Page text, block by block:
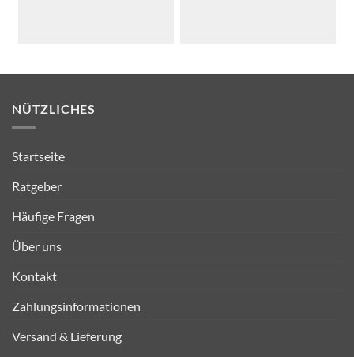
NÜTZLICHES
Startseite
Ratgeber
Häufige Fragen
Über uns
Kontakt
Zahlungsinformationen
Versand & Lieferung